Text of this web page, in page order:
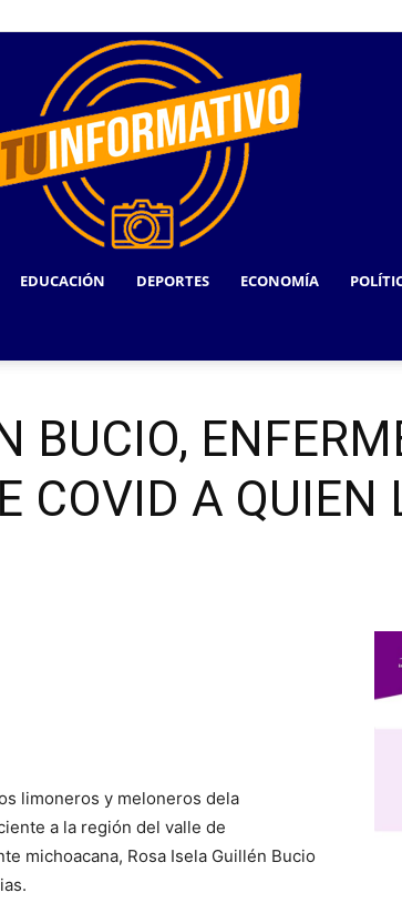
INFORMATIVO
EDUCACIÓN DEPORTES ECONOMÍA
BUCIO,
COVID A QUIEN
limoneros y meloneros dela
a la región del valle de
michoacana, Rosa Isela Guillén Bucio